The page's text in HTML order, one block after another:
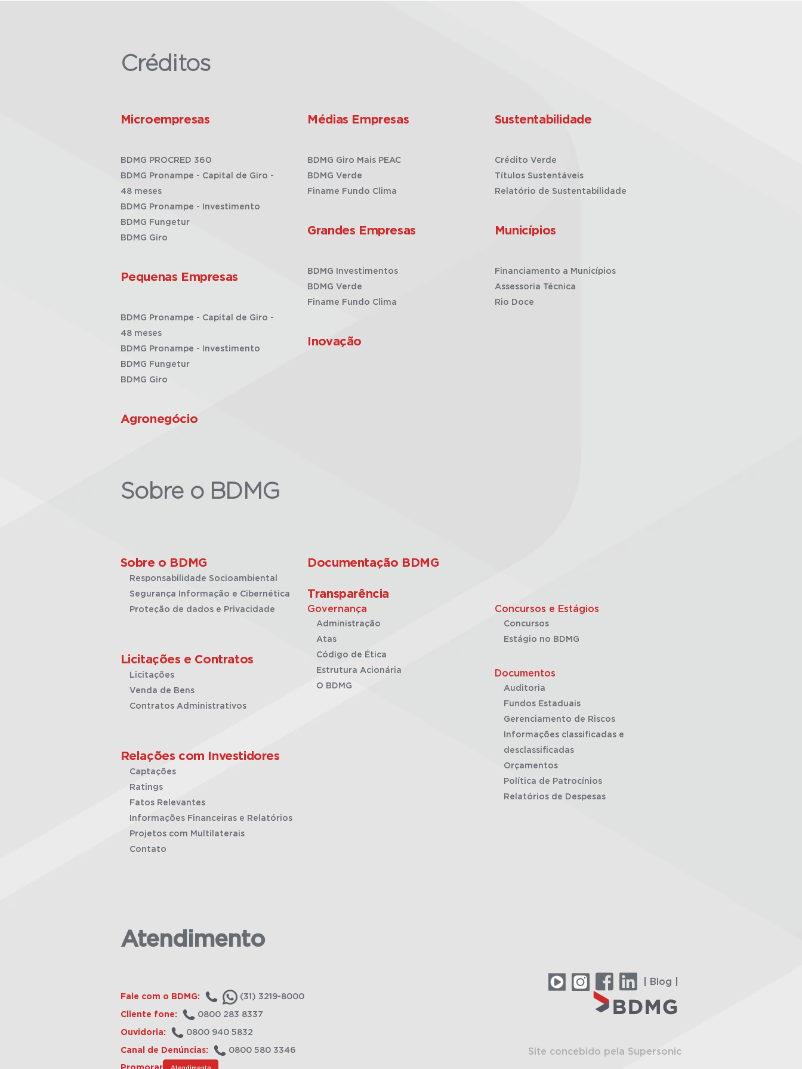
Créditos
Microempresas
BDMG PROCRED 360
BDMG Pronampe - Capital de Giro -
48 meses
BDMG Pronampe - Investimento
BDMG Fungetur
BDMG Giro
Pequenas Empresas
BDMG Pronampe - Capital de Giro -
48 meses
BDMG Pronampe - Investimento
BDMG Fungetur
BDMG Giro
Agronegócio
Médias Empresas
BDMG Giro Mais PEAC
BDMG Verde
Finame Fundo Clima
Grandes Empresas
BDMG Investimentos
BDMG Verde
Finame Fundo Clima
Inovação
Sustentabilidade
Crédito Verde
Títulos Sustentáveis
Relatório de Sustentabilidade
Municípios
Financiamento a Municípios
Assessoria Técnica
Rio Doce
Sobre o BDMG
Sobre o BDMG
Responsabilidade Socioambiental
Segurança Informação e Cibernética
Proteção de dados e Privacidade
Licitações e Contratos
Licitações
Venda de Bens
Contratos Administrativos
Relações com Investidores
Captações
Ratings
Fatos Relevantes
Informações Financeiras e Relatórios
Projetos com Multilaterais
Contato
Documentação BDMG
Transparência
Governança
Administração
Atas
Código de Ética
Estrutura Acionária
O BDMG
Concursos e Estágios
Concursos
Estágio no BDMG
Documentos
Auditoria
Fundos Estaduais
Gerenciamento de Riscos
Informações classificadas e
desclassificadas
Orçamentos
Política de Patrocínios
Relatórios de Despesas
Atendimento
Fale com o BDMG: (31) 3219-8000
Cliente fone: 0800 283 8337
Ouvidoria: 0800 940 5832
Canal de Denúncias: 0800 580 3346
Atendimento
| Blog |
Site concebido pela Supersonic